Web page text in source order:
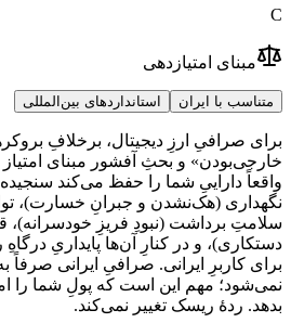
C
مبنای امتیازدهی
متناسب با ایران استانداردهای بین‌المللی
برای صرافیِ ارزِ دیجیتال، برخلافِ
خارجی‌بودن» و بحثِ آفشور مبنای امتیاز
واقعاً داراییِ شما را حفظ می‌کند
نگهداری (هک‌نشدن و جبرانِ خسارت)،
سلامتِ برداشت (نبودِ فریزِ خودسرانه)،
دستکاری)، و در کنارِ آن‌ها پایداریِ
برای کاربرِ ایرانی. صرافیِ ایرانی
نمی‌شود؛ مهم این است که پولِ شما را
بدهد. ردهٔ ریسک تغییر نمی‌کند.